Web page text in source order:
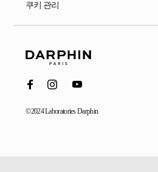
쿠키 관리
©2024 Laboratories Darphin